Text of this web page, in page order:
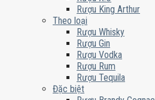
Rượu King Arthur
Theo loại
Rượu Whisky
Rượu Gin
Rượu Vodka
Rượu Rum
Rượu Tequila
Đặc biệt